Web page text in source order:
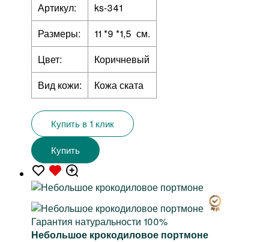
Артикул:
ks-341
Размеры:
11 *9 *1,5 см.
Цвет:
Коричневый
Вид кожи:
Кожа ската
Купить в 1 клик
Купить
Гарантия натуральности 100%
Небольшое крокодиловое портмоне